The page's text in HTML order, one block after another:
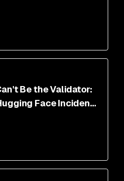
Be the Validator:
Face Incident